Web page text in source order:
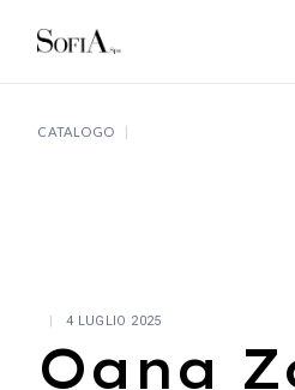
CATALOGO
4 LUGLIO 2025
Oana